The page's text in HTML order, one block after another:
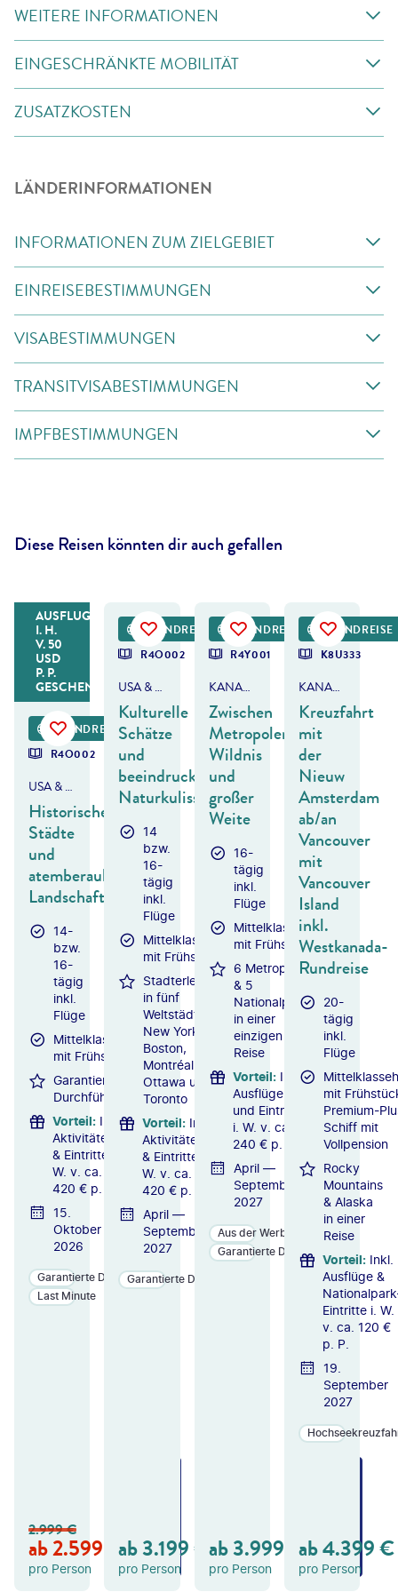
WEITERE INFORMATIONEN
EINGESCHRÄNKTE MOBILITÄT
ZUSATZKOSTEN
LÄNDERINFORMATIONEN
INFORMATIONEN ZUM ZIELGEBIET
EINREISEBESTIMMUNGEN
VISABESTIMMUNGEN
TRANSITVISABESTIMMUNGEN
IMPFBESTIMMUNGEN
Diese Reisen könnten dir auch gefallen
svetikd - gtyAUSFLUGSGUTHABEN*
I. H.
V. 50
USD
P. P.
GESCHENKT
RUNDREISE
R4O002
USA & KANADA
Historische
Städte
und
atemberaubende
Landschaften
14-
bzw.
16-
tägig
inkl.
Flüge
Mittelklassehotels
mit Frühstück
Garantierte
Durchführung
Vorteil: Inkl.
Aktivitäten
& Eintritte i.
W. v. ca.
420 € p. P.
15.
Oktober
2026
Garantierte Durchführung
Last Minute
2.999€
ab2.599 €
pro Person
B
OT
©
RUNDREISE
R4O002
USA & KANADA
Kulturelle
Schätze
und
beeindruckende
Naturkulissen
14
bzw.
16-
tägig
inkl.
Flüge
Mittelklassehotels
mit Frühstück
Stadterlebnisse
in fünf
Weltstädten:
New York,
Boston,
Montréal,
Ottawa und
Toronto
Vorteil: Inkl.
Aktivitäten
& Eintritte i.
W. v. ca.
420 € p. P.
April —
September
2027
Garantierte Durchführung
ab3.199€
pro Person
B
OT
RUNDREISE
R4Y001
KANADA
Zwischen
Metropolen,
Wildnis
und
großer
Weite
16-
tägig
inkl.
Flüge
Mittelklassehotels
mit Frühstück
6 Metropolen
& 5
Nationalparks
in einer
einzigen
Reise
Vorteil: Inkl.
Ausflüge
und Eintritte
i. W. v. ca.
240 € p. P.
April —
September
2027
Aus der Werbung
Garantierte Durchführung
ab3.999 €
pro Person
B
OT
RUNDREISE
K8U333
KANADA & ALASKA
Kreuzfahrt
mit
der
Nieuw
Amsterdam
ab/an
Vancouver
mit
Vancouver
Island
inkl.
Westkanada-
Rundreise
20-
tägig
inkl.
Flüge
mit
Premium-
Schiff mit
Vollpension
Rocky
Mountains
& Alaska
in einer
Reise
Vorteil: Inkl.
Ausflüge &
Eintritte i. W.
v. ca. 120 €
p. P.
19.
September
2027
ab4.399€
pro Person